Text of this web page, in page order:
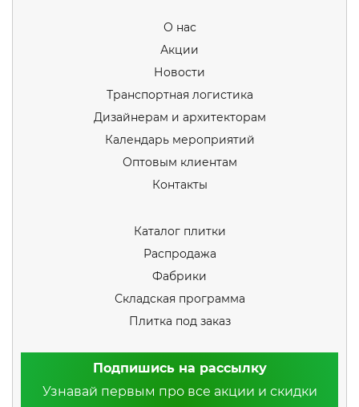
О нас
Акции
Новости
Транспортная логистика
Дизайнерам и архитекторам
Календарь мероприятий
Оптовым клиентам
Контакты
Каталог плитки
Распродажа
Фабрики
Складская программа
Плитка под заказ
Подпишись на рассылку
Узнавай первым про все акции и скидки